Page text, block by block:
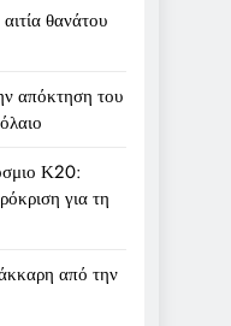
θανάτου
απόκτηση του
Κ20:
για τη
από την